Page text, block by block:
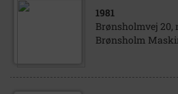
1981
Brønsholmvej 20,
Brønsholm